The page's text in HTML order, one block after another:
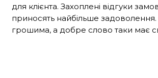
для клієнта. Захоплені відгуки
приносять найбільше
грошима, а добре слово таки має